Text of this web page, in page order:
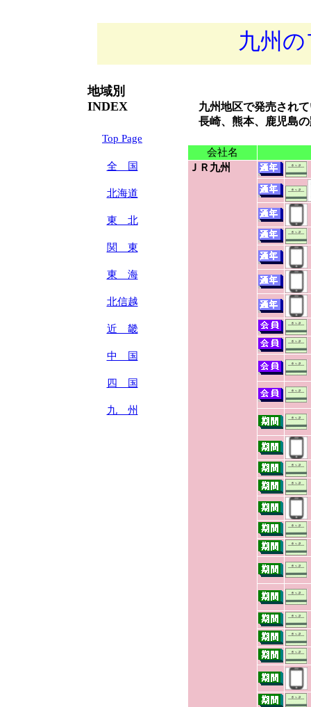
九州
地域別
INDEX
Top Page
全 国
北海道
東 北
関 東
東 海
北信越
近 畿
中 国
四 国
九 州
九州地区で発売され
長崎、熊本、鹿児島の
会社名
ＪＲ九州